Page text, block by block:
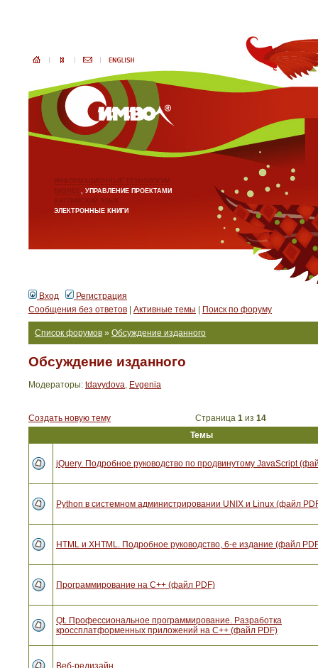
ИНФОРМАЦИОННЫЕ ТЕХНОЛОГИИ
БИЗНЕС, УПРАВЛЕНИЕ ПРОЕКТАМИ
АНГЛИЙСКИЙ ЯЗЫК
ЭЛЕКТРОННЫЕ КНИГИ
Вход
Регистрация
Сообщения без ответов
Активные темы Поиск по форуму
Список форумов » Обсуждение изданного
Обсуждение изданного
Модераторы: tdavydova, Evgenia
Создать новую тему Страница 1 из 14
Темы
jQuery. Подробное руководство по продвинутому JavaScript
Python в системном администрировании UNIX и Linux (файл
HTML и XHTML. Подробное руководство, 6-е издание (файл
Программирование на C++ (файл PDF)
Qt. Профессиональное программирование. Разработка
кроссплатформенных приложений на С++ (файл PDF)
Веб-редизайн